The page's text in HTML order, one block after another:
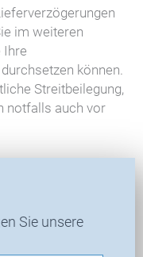
im weiteren
Ihre
können.
Streitbeilegung,
notfalls auch vor
Sie unsere